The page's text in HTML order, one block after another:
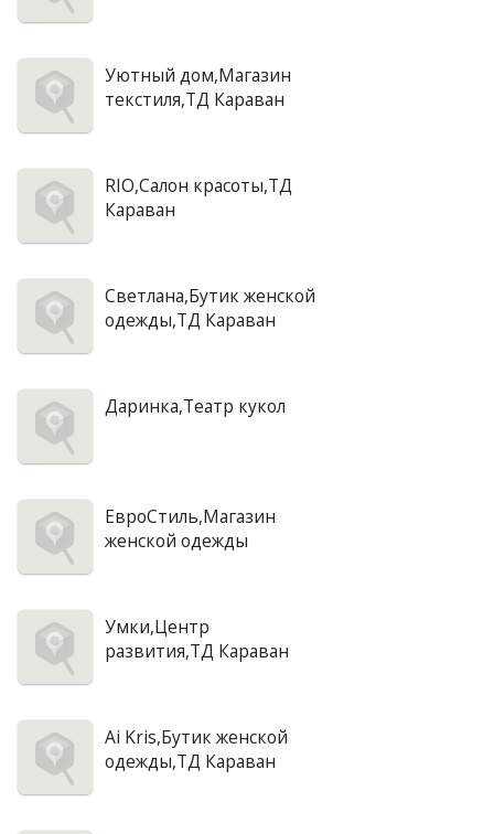
Уютный дом,Магазин
текстиля,ТД Караван
RIO,Салон красоты,ТД
Караван
Светлана,Бутик женской
одежды,ТД Караван
Даринка,Театр кукол
ЕвроСтиль,Магазин
женской одежды
Умки,Центр
развития,ТД Караван
Ai Kris,Бутик женской
одежды,ТД Караван